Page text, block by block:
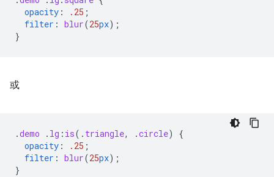
opacity : .25 ;
filter : blur(25px);
}
或
.demo . lg : is( . triangle, .circle)
{
opacity : .25 ;
filter : blur(25px);
}